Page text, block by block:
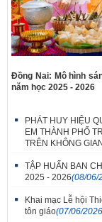
Đồng Nai: Mô hình
năm học 2025 - 2026
PHÁT HUY HIỆU
EM THÀNH PHỐ
TRÊN KHÔNG
TẬP HUẤN BAN
2025 - 2026(08/06/
Khai mạc Lễ hội
tôn giáo(07/06/